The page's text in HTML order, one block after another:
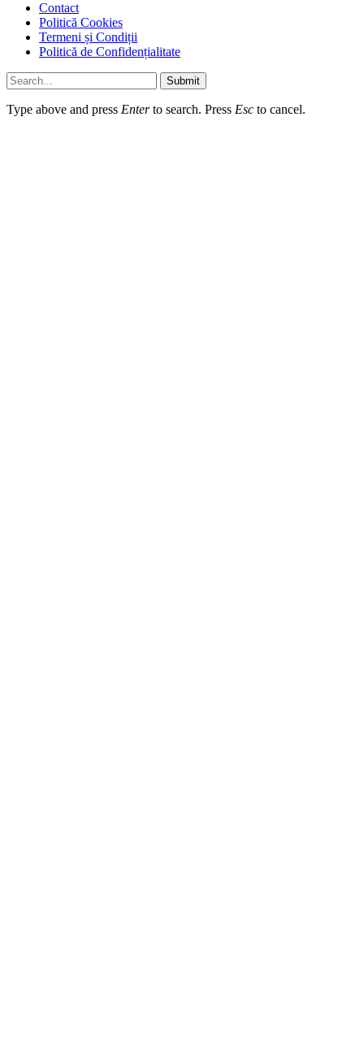
Contact
Politică Cookies
Termeni și Condiții
Politică de Confidențialitate
Submit
Type above and press Enterto search. Press Esc to cancel.